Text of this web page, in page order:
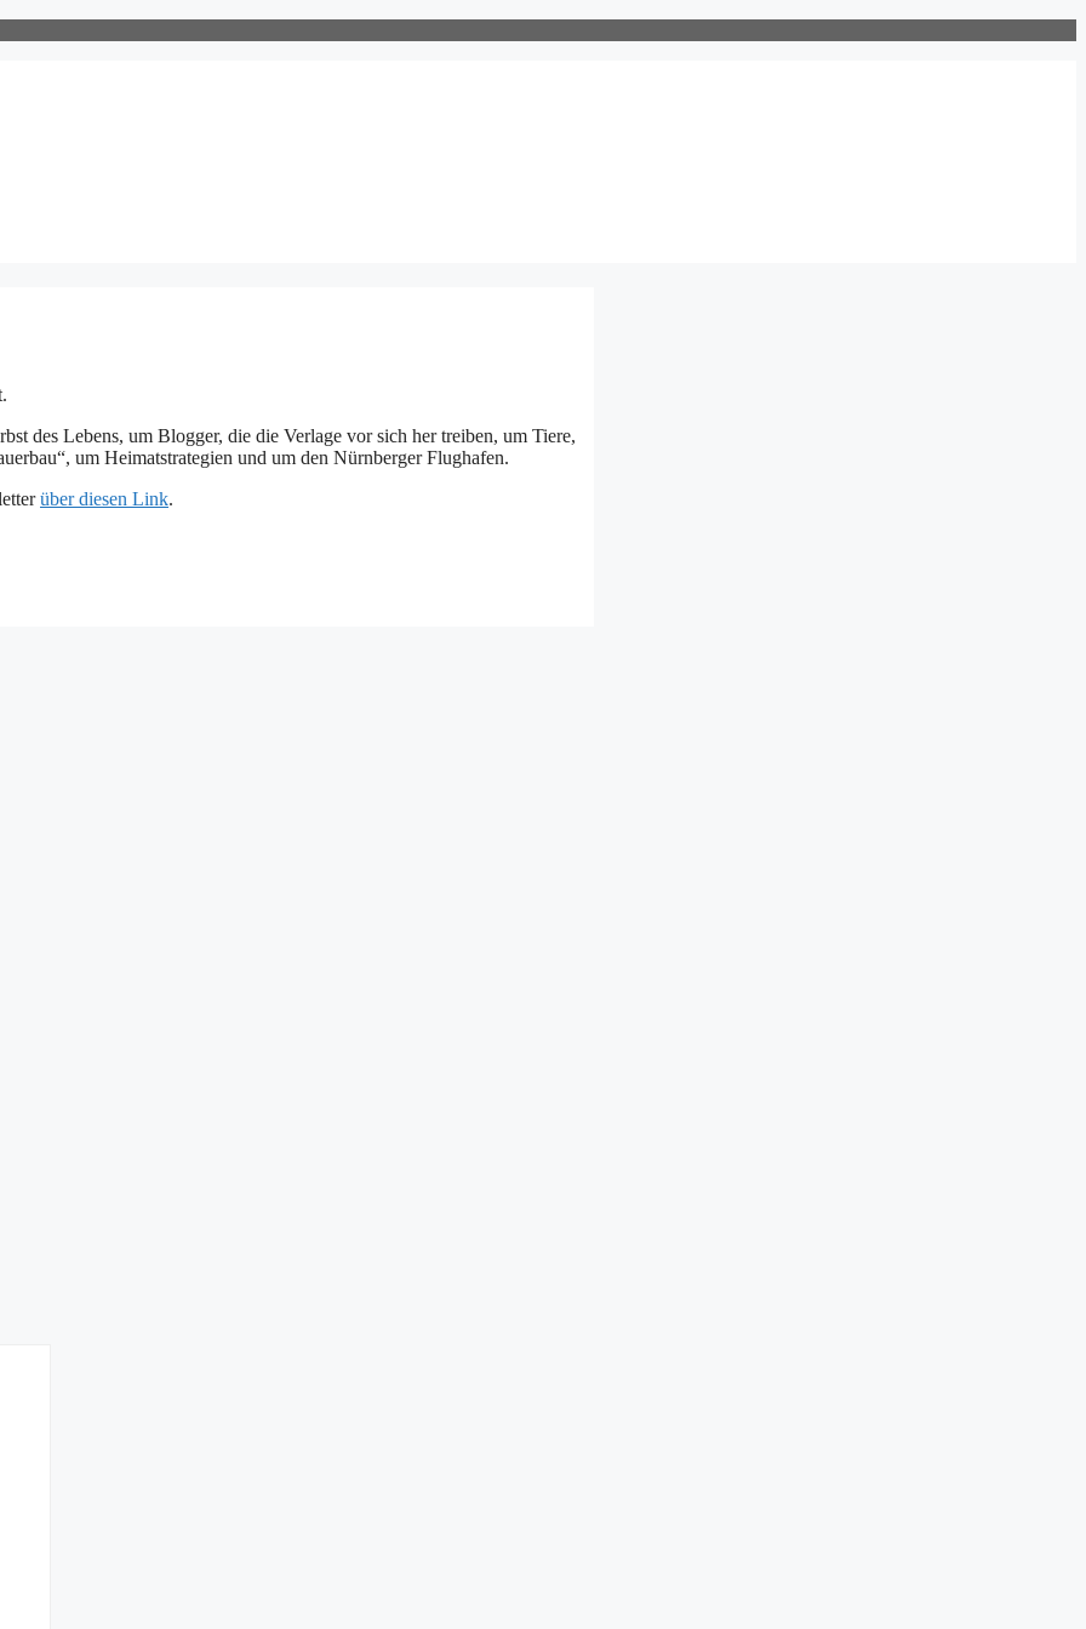
des Lebens, um Blogger, die die Verlage vor sich her treiben, um Tiere,
um Heimatstrategien und um den Nürnberger Flughafen.
über diesen Link.